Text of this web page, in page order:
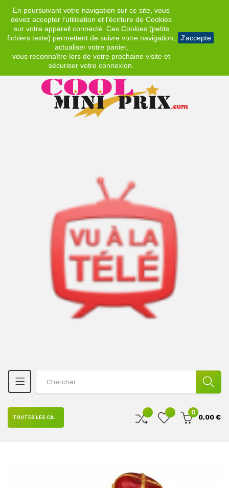
En poursuivant votre navigation sur ce site, vous
devez accepter l’utilisation et l'écriture de Cookies
sur votre appareil connecté. Ces Cookies (petits
fichiers texte) permettent de suivre votre navigation,
actualiser votre panier,
vous reconnaître lors de votre prochaine visite et
sécuriser votre connexion.
J'accepte
EUR
0
0,00 €
TOUTES LES CATÉGORIES